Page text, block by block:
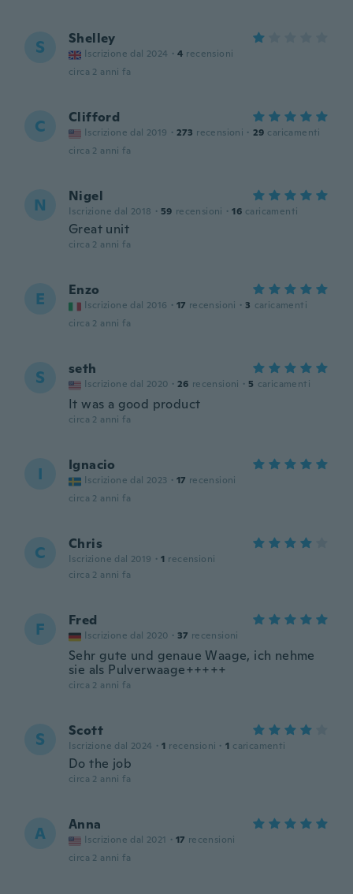
S Shelley
Iscrizione dal 2024 · 4 recensioni
circa 2 anni fa
C Clifford
Iscrizione dal 2019 · 273 recensioni · 29 caricamenti
circa 2 anni fa
N Nigel
Iscrizione dal 2018 · 59 recensioni · 16 caricamenti
Great unit
circa 2 anni fa
E Enzo
Iscrizione dal 2016 · 17 recensioni · 3 caricamenti
circa 2 anni fa
S seth
Iscrizione dal 2020 · 26 recensioni · 5 caricamenti
It was a good product
circa 2 anni fa
I Ignacio
Iscrizione dal 2023 · 17 recensioni
circa 2 anni fa
C Chris
Iscrizione dal 2019 · 1 recensioni
circa 2 anni fa
F Fred
Iscrizione dal 2020 · 37 recensioni
Sehr gute und genaue Waage, ich nehme
sie als Pulverwaage+++++
circa 2 anni fa
S Scott
Iscrizione dal 2024 · 1 recensioni · 1 caricamenti
Do the job
circa 2 anni fa
A Anna
Iscrizione dal 2021 · 17 recensioni
circa 2 anni fa